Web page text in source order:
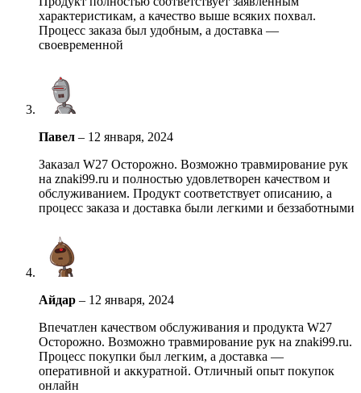
характеристикам, а качество выше всяких похвал.
Процесс заказа был удобным, а доставка —
своевременной
Павел – 12 января, 2024
Заказал W27 Осторожно. Возможно травмирование рук
на znaki99.ru и полностью удовлетворен качеством и
обслуживанием. Продукт соответствует описанию, а
процесс заказа и доставка были легкими и беззаботными
Айдар – 12 января, 2024
Впечатлен качеством обслуживания и продукта W27
Осторожно. Возможно травмирование рук на znaki99.ru.
Процесс покупки был легким, а доставка —
оперативной и аккуратной. Отличный опыт покупок
онлайн